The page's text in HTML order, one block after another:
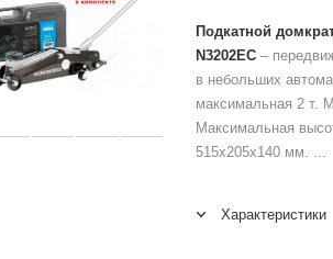
Подкатной
N3202EC –
в небольших
максимальная 2 т.
Максимальная
515х205х140 мм. ...
Характеристики